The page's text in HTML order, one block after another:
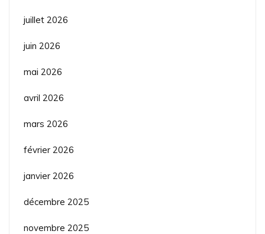
juillet 2026
juin 2026
mai 2026
avril 2026
mars 2026
février 2026
janvier 2026
décembre 2025
novembre 2025